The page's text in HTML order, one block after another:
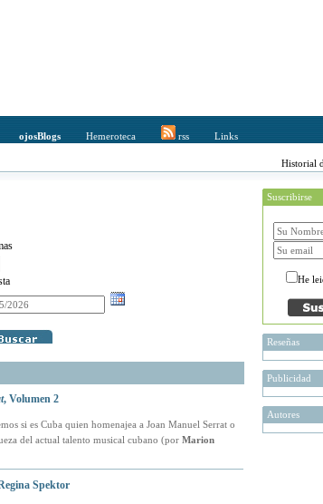
ojosBlogs Hemeroteca rss Links
Historial
, Volumen 2
si es Cuba quien homenajea a Joan Manuel Serrat o
del actual talento musical cubano (por Marion
Spektor
Suscribirse
He
Reseñas
Publicidad
Autores